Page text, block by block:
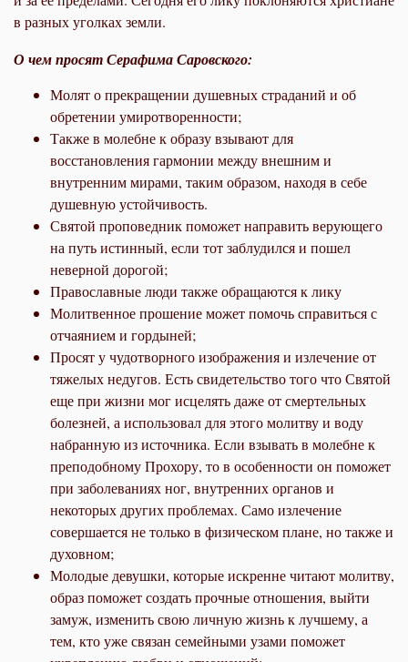
в разных уголках земли.
О чем просят Серафима Саровского:
Молят о прекращении душевных страданий и об
обретении умиротворенности;
Также в молебне к образу взывают для
восстановления гармонии между внешним и
внутренним мирами, таким образом, находя в себе
душевную устойчивость.
Святой проповедник поможет направить верующего
на путь истинный, если тот заблудился и пошел
неверной дорогой;
Православные люди также обращаются к лику
Молитвенное прошение может помочь справиться с
отчаянием и гордыней;
Просят у чудотворного изображения и излечение от
тяжелых недугов. Есть свидетельство того что Святой
еще при жизни мог исцелять даже от смертельных
болезней, а использовал для этого молитву и воду
набранную из источника. Если взывать в молебне к
преподобному Прохору, то в особенности он поможет
при заболеваниях ног, внутренних органов и
некоторых других проблемах. Само излечение
совершается не только в физическом плане, но также и
духовном;
Молодые девушки, которые искренне читают молитву,
образ поможет создать прочные отношения, выйти
замуж, изменить свою личную жизнь к лучшему, а
тем, кто уже связан семейными узами поможет